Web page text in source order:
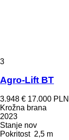
3
Agro-Lift BT
3.948 € 17.000 PLN
Krožna brana
2023
Stanje nov
Pokritost 2,5 m